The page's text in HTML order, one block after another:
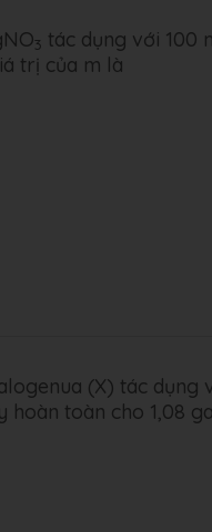
3 tác dụng với 100
trị của m là
(X) tác dụng
hoàn toàn cho 1,08